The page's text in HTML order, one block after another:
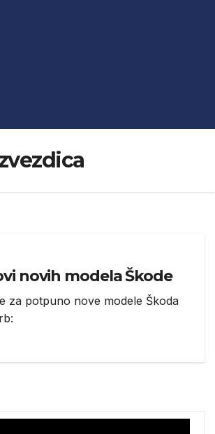
novih modela Škode
za potpuno nove modele Škoda